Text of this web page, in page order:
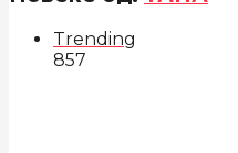
Trending
857